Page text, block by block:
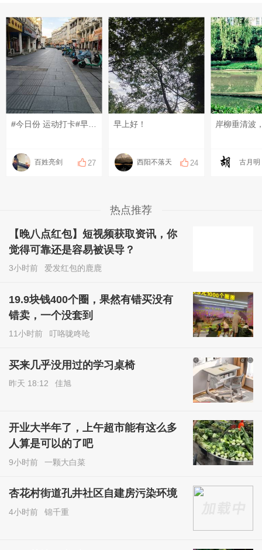
#今日份 运动打卡#早上好！
百姓亮剑 27
早上好！
西阳不落天 24 古月明
热点推荐
【晚八点红包】短视频获取资讯，你
觉得可靠还是容易被误导？
3小时前 爱发红包的鹿鹿
19.9块钱400个圈，果然有错买没有
错卖，一个没套到
11小时前 叮咯咙咚呛
买来几乎没用过的学习桌椅
昨天 18:12 佳旭
开业大半年了，上午超市能有这么多
人算是可以的了吧
9小时前 一颗大白菜
杏花村街道孔井社区自建房污染环境
4小时前 锦千重